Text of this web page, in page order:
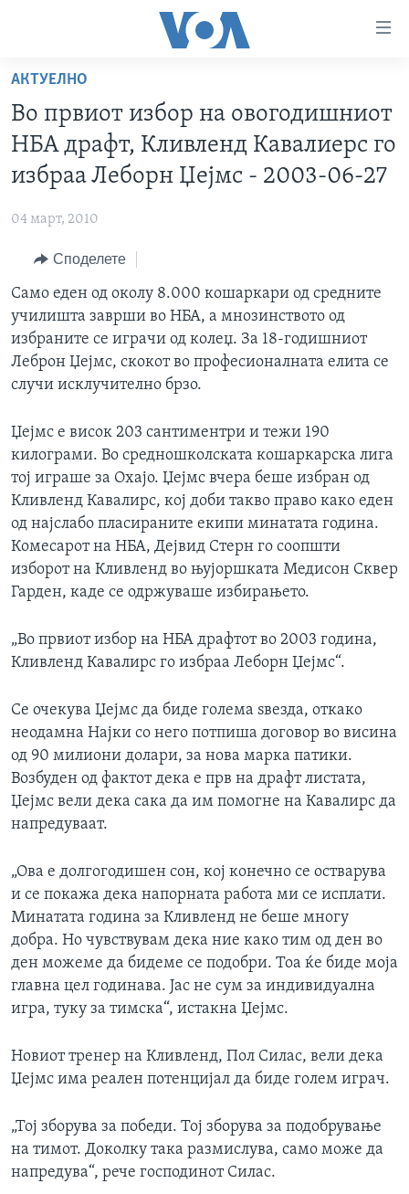
пристапност
Премини
на
главната
содржина
Премини
до
навигација
Пребарувај
РУБРИКИ
САД
СВЕТ
ЕКОНОМИЈА
ПОЛИТИКА
ЗДРАВЈЕ
НАУКА
УМЕТНОСТ И ЗАБАВА
ИНТЕРВЈУА
ФОТОГАЛЕРИИ
АРХИВИРАНА ПРОГРАМА
NEWSFLASH - АРХИВА
ВЕСТИ ОД САД ВО МИНУТА - АРХИВА
ИЗБОРИ ВО САД 2020 - АРХИВА
ЗА НАС
Learning English
НАКУСО...
Јазици
АКТУЕЛНО
Во првиот избор на овогодишниот
НБА драфт, Кливленд Кавалиерс го
избраа Леборн Џејмс - 2003-06-27
04 март, 2010
Споделете
Само еден од околу 8.000 кошаркари од средните
училишта заврши во НБА, а мнозинството од
избраните се играчи од колеџ. За 18-годишниот
Леброн Џејмс, скокот во професионалната елита се
случи исклучително брзо.
Џејмс е висок 203 сантиментри и тежи 190
килограми. Во средношколската кошаркарска лига
тој играше за Охајо. Џејмс вчера беше избран од
Кливленд Кавалирс, кој доби такво право како еден
од најслабо пласираните екипи минатата година.
Комесарот на НБА, Дејвид Стерн го соопшти
изборот на Кливленд во њујоршката Медисон Сквер
Гарден, каде се одржуваше избирањето.
„Во првиот избор на НБА драфтот во 2003 година,
Кливленд Кавалирс го избраа Леборн Џејмс“.
Се очекува Џејмс да биде голема ѕвезда, откако
неодамна Најки со него потпиша договор во висина
од 90 милиони долари, за нова марка патики.
Возбуден од фактот дека е прв на драфт листата,
Џејмс вели дека сака да им помогне на Кавалирс да
напредуваат.
„Ова е долгогодишен сон, кој конечно се остварува
и се покажа дека напорната работа ми се исплати.
Минатата година за Кливленд не беше многу
добра. Но чувствувам дека ние како тим од ден во
ден можеме да бидеме се подобри. Тоа ќе биде моја
главна цел годинава. Јас не сум за индивидуална
игра, туку за тимска“, истакна Џејмс.
Новиот тренер на Кливленд, Пол Силас, вели дека
Џејмс има реален потенцијал да биде голем играч.
„Тој зборува за победи. Тој зборува за подобрување
на тимот. Доколку така размислува, само може да
напредува“, рече господинот Силас.